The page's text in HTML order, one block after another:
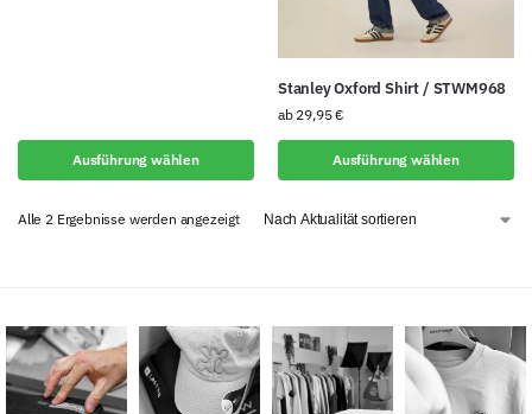
Ausführung wählen
Stanley Oxford Shirt / STWM968
ab 29,95€
Ausführung wählen
Alle 2 Ergebnisse werden angezeigt